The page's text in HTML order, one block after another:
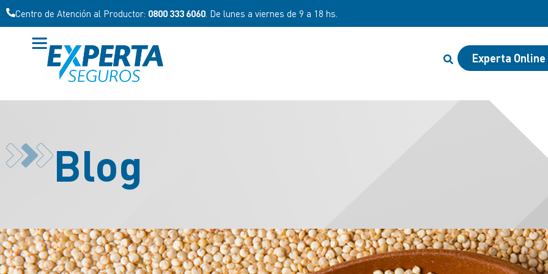
Centro de Atención al Productor: 0800 333 6060 . De lunes a viernes de 9 a 18 hs.
Experta Online
Blog